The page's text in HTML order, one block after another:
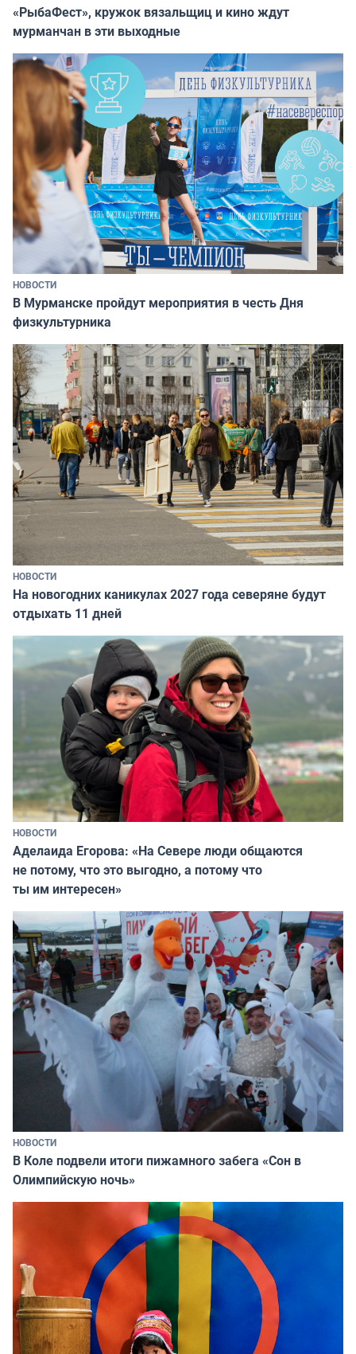
«РыбаФест», кружок вязальщиц и кино ждут
мурманчан в эти выходные
НОВОСТИ
В Мурманске пройдут мероприятия в честь Дня
физкультурника
НОВОСТИ
На новогодних каникулах 2027 года северяне будут
отдыхать 11 дней
НОВОСТИ
Аделаида Егорова: «На Севере люди общаются
не потому, что это выгодно, а потому что
ты им интересен»
НОВОСТИ
В Коле подвели итоги пижамного забега «Сон в
Олимпийскую ночь»